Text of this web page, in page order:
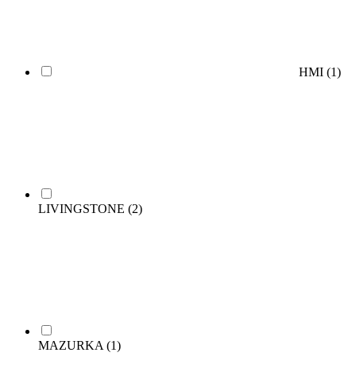
HMI (1)
LIVINGSTONE (2)
MAZURKA (1)